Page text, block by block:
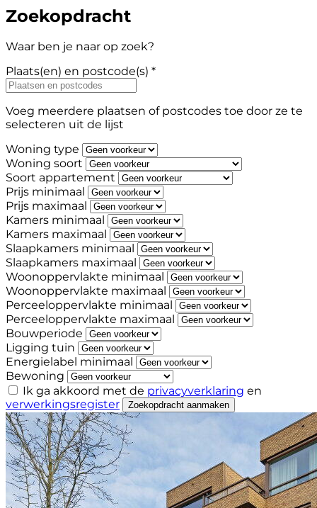
Zoekopdracht
Waar ben je naar op zoek?
Plaats(en) en postcode(s) *
Voeg meerdere plaatsen of postcodes toe door ze te
selecteren uit de lijst
Woning type
Woning soort
Soort appartement
Prijs minimaal
Prijs maximaal
Kamers minimaal
Kamers maximaal
Slaapkamers minimaal
Slaapkamers maximaal
Woonoppervlakte minimaal
Woonoppervlakte maximaal
Perceeloppervlakte minimaal
Perceeloppervlakte maximaal
Bouwperiode
Ligging tuin
Energielabel minimaal
Bewoning
Ik ga akkoord met de privacyverklaring en
verwerkingsregister
Zoekopdracht aanmaken